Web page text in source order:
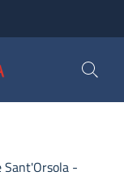
Sant'Orsola -